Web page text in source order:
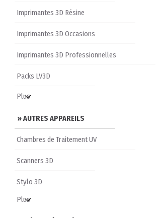
Imprimantes 3D Résine
Imprimantes 3D Occasions
Imprimantes 3D Professionnelles
Packs LV3D
» AUTRES APPAREILS
Chambres de Traitement UV
Scanners 3D
Stylo 3D